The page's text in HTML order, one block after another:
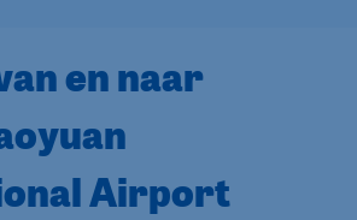
en naar
Airport